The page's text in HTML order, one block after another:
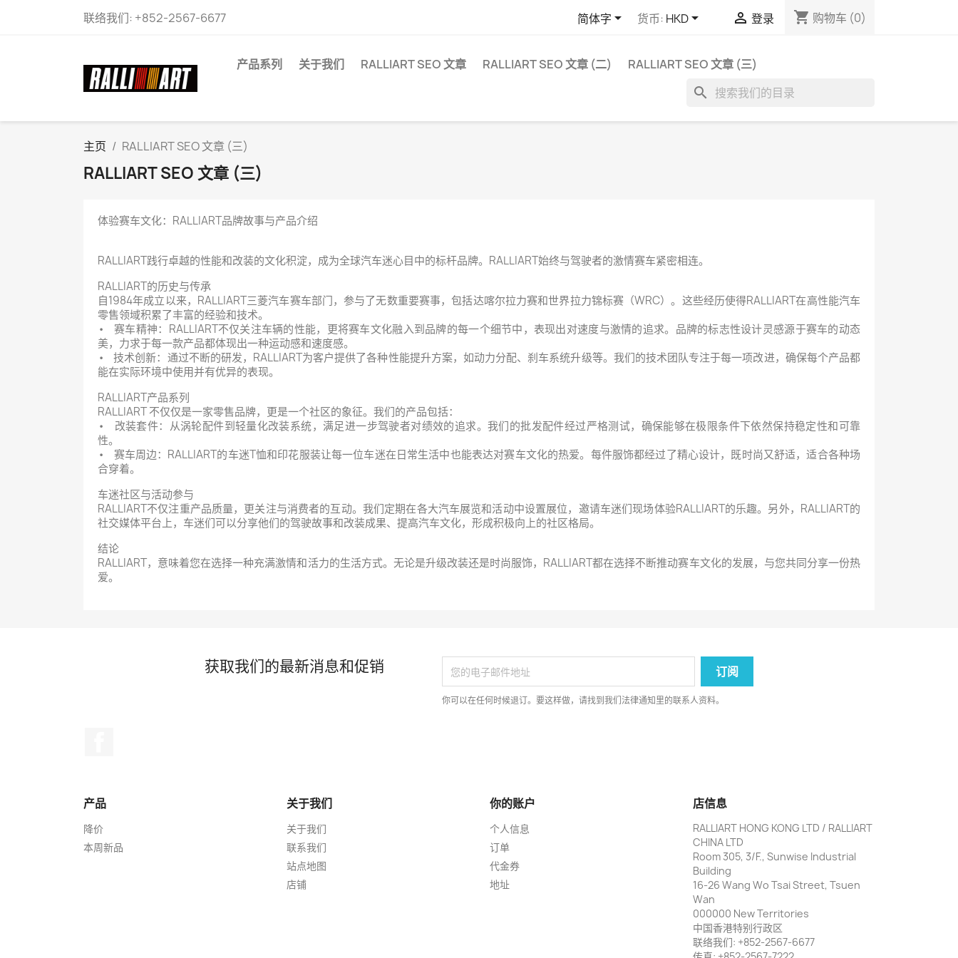
联络我们: +852-2567-6677 简体字 货币: HKD  登录 shopping_cart 购物车 (0)
产品系列 关于我们 RALLIART SEO 文章 RALLIART SEO 文章 (二) RALLIART SEO 文章 (三)
search
主页 RALLIART SEO 文章 (三)
RALLIART SEO 文章 (三)
体验赛车文化：RALLIART品牌故事与产品介绍
RALLIART践行卓越的性能和改装的文化积淀，成为全球汽车迷心目中的标杆品牌。RALLIART始终与驾驶者的激情赛车紧密相连。
RALLIART的历史与传承
自1984年成立以来，RALLIART三菱汽车赛车部门，参与了无数重要赛事，包括达喀尔拉力赛和世界拉力锦标赛（WRC）。这些经历使得RALLIART在高性能汽车
零售领域积累了丰富的经验和技术。
• 赛车精神：RALLIART不仅关注车辆的性能，更将赛车文化融入到品牌的每一个细节中，表现出对速度与激情的追求。品牌的标志性设计灵感源于赛车的动态
美，力求于每一款产品都体现出一种运动感和速度感。
• 技术创新：通过不断的研发，RALLIART为客户提供了各种性能提升方案，如动力分配、刹车系统升级等。我们的技术团队专注于每一项改进，确保每个产品都
能在实际环境中使用并有优异的表现。
RALLIART产品系列
RALLIART 不仅仅是一家零售品牌，更是一个社区的象征。我们的产品包括：
• 改装套件：从涡轮配件到轻量化改装系统，满足进一步驾驶者对绩效的追求。我们的批发配件经过严格测试，确保能够在极限条件下依然保持稳定性和可靠
性。
• 赛车周边：RALLIART的车迷T恤和印花服装让每一位车迷在日常生活中也能表达对赛车文化的热爱。每件服饰都经过了精心设计，既时尚又舒适，适合各种场
合穿着。
车迷社区与活动参与
RALLIART不仅注重产品质量，更关注与消费者的互动。我们定期在各大汽车展览和活动中设置展位，邀请车迷们现场体验RALLIART的乐趣。另外，RALLIART的
社交媒体平台上，车迷们可以分享他们的驾驶故事和改装成果、提高汽车文化，形成积极向上的社区格局。
结论
RALLIART，意味着您在选择一种充满激情和活力的生活方式。无论是升级改装还是时尚服饰，RALLIART都在选择不断推动赛车文化的发展，与您共同分享一份热
爱。
获取我们的最新消息和促销
你可以在任何时候退订。要这样做，请找到我们法律通知里的联系人资料。
产品
降价
本周新品
关于我们
关于我们
联系我们
站点地图
店铺
你的账户
个人信息
订单
代金券
地址
店信息
RALLIART HONG KONG LTD / RALLIART
CHINA LTD
Room 305, 3/F., Sunwise Industrial
Building
16-26 Wang Wo Tsai Street, Tsuen
Wan
000000 New Territories
中国香港特别行政区
联络我们: +852-2567-6677